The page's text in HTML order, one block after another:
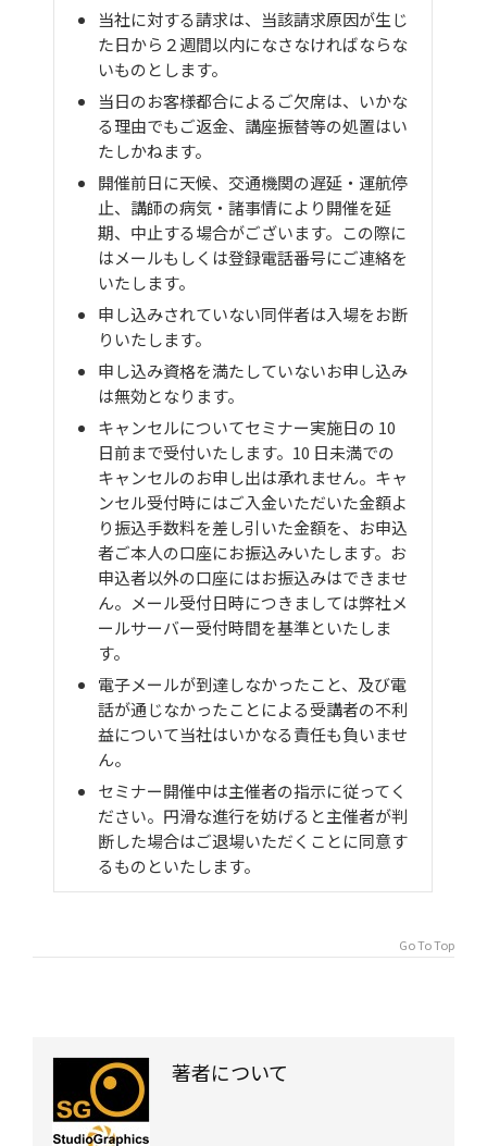
当社に対する請求は、当該請求原因が生じ
た日から２週間以内になさなければならな
いものとします。
当日のお客様都合によるご欠席は、いかな
る理由でもご返金、講座振替等の処置はい
たしかねます。
開催前日に天候、交通機関の遅延・運航停
止、講師の病気・諸事情により開催を延
期、中止する場合がございます。この際に
はメールもしくは登録電話番号にご連絡を
いたします。
申し込みされていない同伴者は入場をお断
りいたします。
申し込み資格を満たしていないお申し込み
は無効となります。
キャンセルについてセミナー実施日の 10
日前まで受付いたします。10 日未満での
キャンセルのお申し出は承れません。キャ
ンセル受付時にはご入金いただいた金額よ
り振込手数料を差し引いた金額を、お申込
者ご本人の口座にお振込みいたします。お
申込者以外の口座にはお振込みはできませ
ん。メール受付日時につきましては弊社メ
ールサーバー受付時間を基準といたしま
す。
電子メールが到達しなかったこと、及び電
話が通じなかったことによる受講者の不利
益について当社はいかなる責任も負いませ
ん。
セミナー開催中は主催者の指示に従ってく
ださい。円滑な進行を妨げると主催者が判
断した場合はご退場いただくことに同意す
るものといたします。
Go To Top
著者について